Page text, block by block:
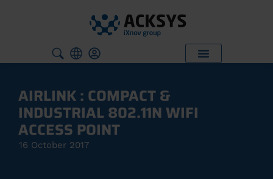
AIRLINK : COMPACT &
INDUSTRIAL 802.11N WIFI
ACCESS POINT
16 October 2017